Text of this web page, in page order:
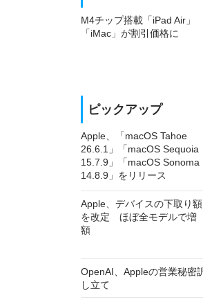
M4チップ搭載「iPad Air」
「iMac」が割引価格に
ピックアップ
Apple、「macOS Tahoe
26.6.1」「macOS Sequoia
15.7.9」「macOS Sonoma
14.8.9」をリリース
Apple、デバイスの下取り額
を改定 ほぼ全モデルで増
額
OpenAI、Appleの営業秘密
し立て